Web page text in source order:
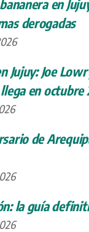
en
derogadas
Jujuy: Joe
en octubre
de
la guía